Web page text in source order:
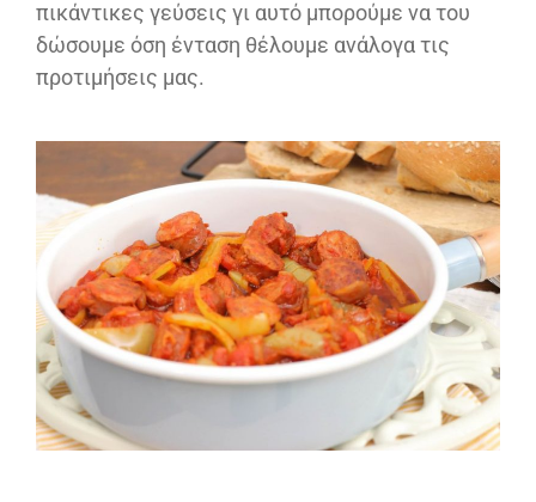
πικάντικες γεύσεις γι αυτό μπορούμε να του
δώσουμε όση ένταση θέλουμε ανάλογα τις
προτιμήσεις μας.